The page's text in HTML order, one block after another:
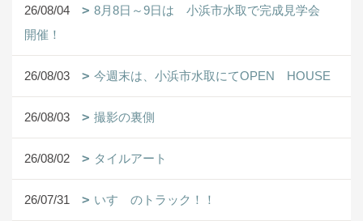
26/08/04
8月8日～9日は 小浜市水取で完成見学会
開催！
26/08/03 今週末は、小浜市水取にてOPEN HOUSE
26/08/03 撮影の裏側
26/08/02 タイルアート
26/07/31 いすゞのトラック！！